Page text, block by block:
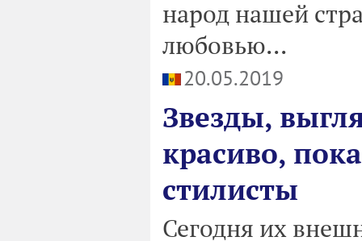
народ нашей
любовью...
20.05.2019
Звезды,
красиво,
стилисты
Сегодня их